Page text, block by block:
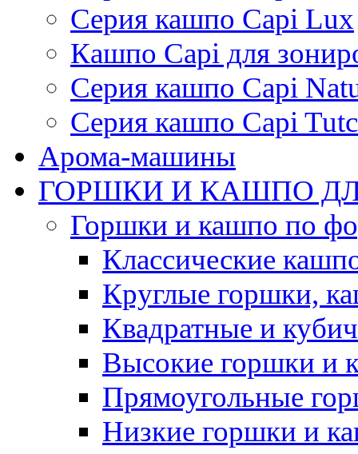
Серия кашпо Capi Lux
Кашпо Capi для
Серия кашпо Capi
Серия кашпо Capi
Арома-машины
ГОРШКИ И КАШПО
Горшки и кашпо по
Классические
Круглые горшки,
Квадратные и
Высокие горшки и
Прямоугольные
Низкие горшки и